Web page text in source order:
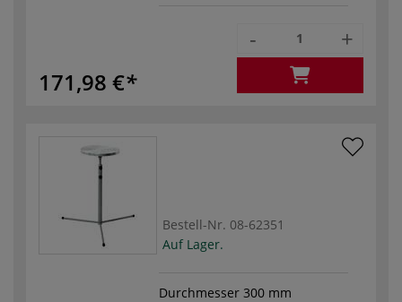
171,98 €
- +
Bestell-Nr. 08-62351
Auf Lager.
Durchmesser 300 mm